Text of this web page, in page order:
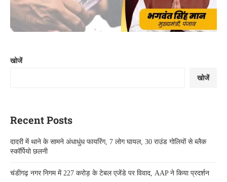
खोजें
खोजें
Recent Posts
दादरी में थाने के सामने अंधाधुंध फायरिंग, 7 लोग घायल, 30 राउंड गोलियों से ब्लैक
स्कॉर्पियो छलनी
चंडीगढ़ नगर निगम में 227 करोड़ के टेबल एजेंडे पर विवाद, AAP ने किया प्रदर्शन